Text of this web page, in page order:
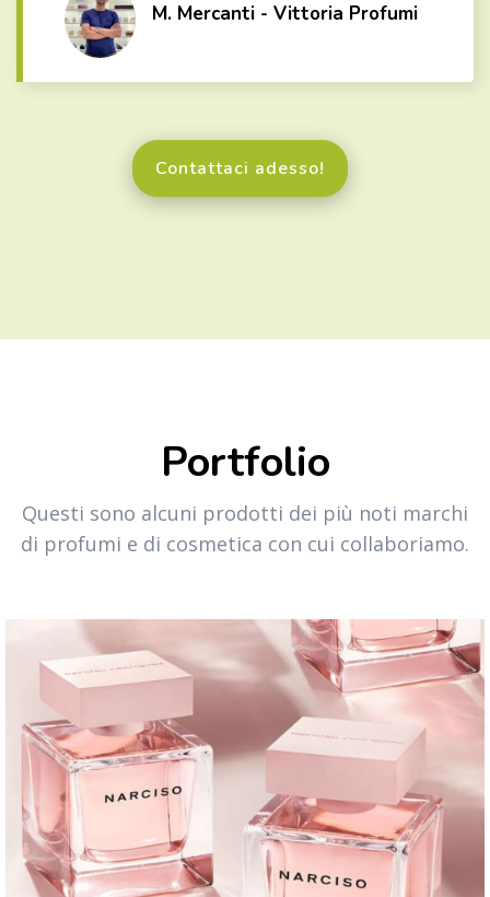
M. Mercanti - Vittoria Profumi
Contattaci adesso!
Portfolio
Questi sono alcuni prodotti dei più noti marchi
di profumi e di cosmetica con cui collaboriamo.